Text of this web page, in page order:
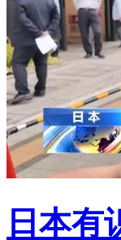
日本有